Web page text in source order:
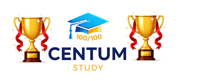
Skip to main content